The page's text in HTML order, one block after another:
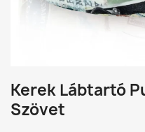
Kerek Lábtartó
Szövet